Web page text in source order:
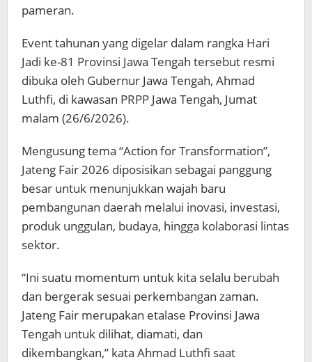
pameran.
Event tahunan yang digelar dalam rangka Hari
Jadi ke-81 Provinsi Jawa Tengah tersebut resmi
dibuka oleh Gubernur Jawa Tengah, Ahmad
Luthfi, di kawasan PRPP Jawa Tengah, Jumat
malam (26/6/2026).
Mengusung tema “Action for Transformation”,
Jateng Fair 2026 diposisikan sebagai panggung
besar untuk menunjukkan wajah baru
pembangunan daerah melalui inovasi, investasi,
produk unggulan, budaya, hingga kolaborasi lintas
sektor.
“Ini suatu momentum untuk kita selalu berubah
dan bergerak sesuai perkembangan zaman.
Jateng Fair merupakan etalase Provinsi Jawa
Tengah untuk dilihat, diamati, dan
dikembangkan,” kata Ahmad Luthfi saat